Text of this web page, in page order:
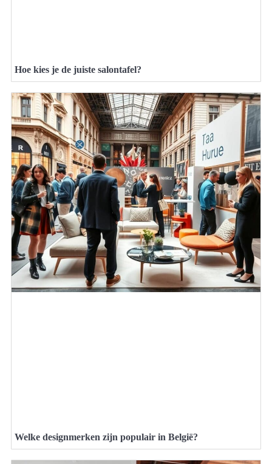
Hoe kies je de juiste salontafel?
Welke designmerken zijn populair in België?